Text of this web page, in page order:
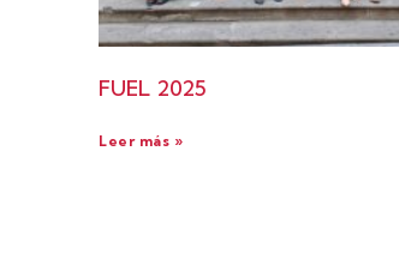
FUEL 2025
Leer más »